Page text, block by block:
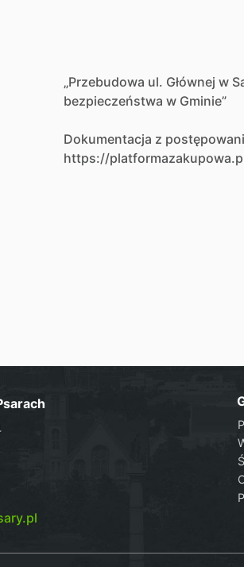
„Przebudowa ul. Głównej w
bezpieczeństwa w Gminie”
Dokumentacja z
https://